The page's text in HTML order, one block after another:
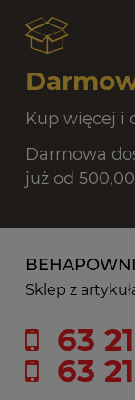
Kup więcej i
Darmowa
już od 500,00
Sklep z
63
63